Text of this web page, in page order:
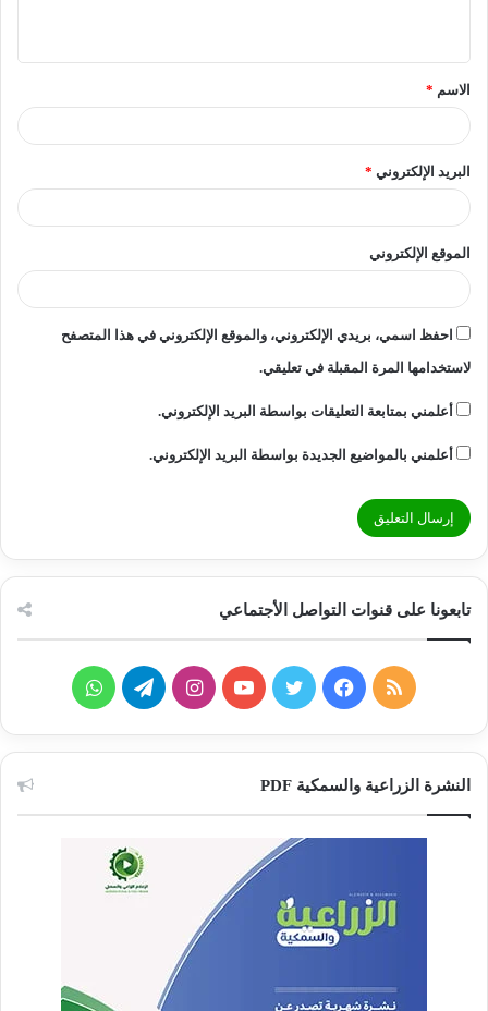
ق
*
الاسم *
البريد الإلكتروني *
الموقع الإلكتروني
احفظ اسمي، بريدي الإلكتروني، والموقع الإلكتروني في هذا المتصفح
لاستخدامها المرة المقبلة في تعليقي.
أعلمني بمتابعة التعليقات بواسطة البريد الإلكتروني.
أعلمني بالمواضيع الجديدة بواسطة البريد الإلكتروني.
تابعونا على قنوات التواصل الأجتماعي
ملخص
الموقع
فيسبوكتويتر يوتيوبانستقرامتيلقرامواتساب
النشرة الزراعية والسمكية PDF